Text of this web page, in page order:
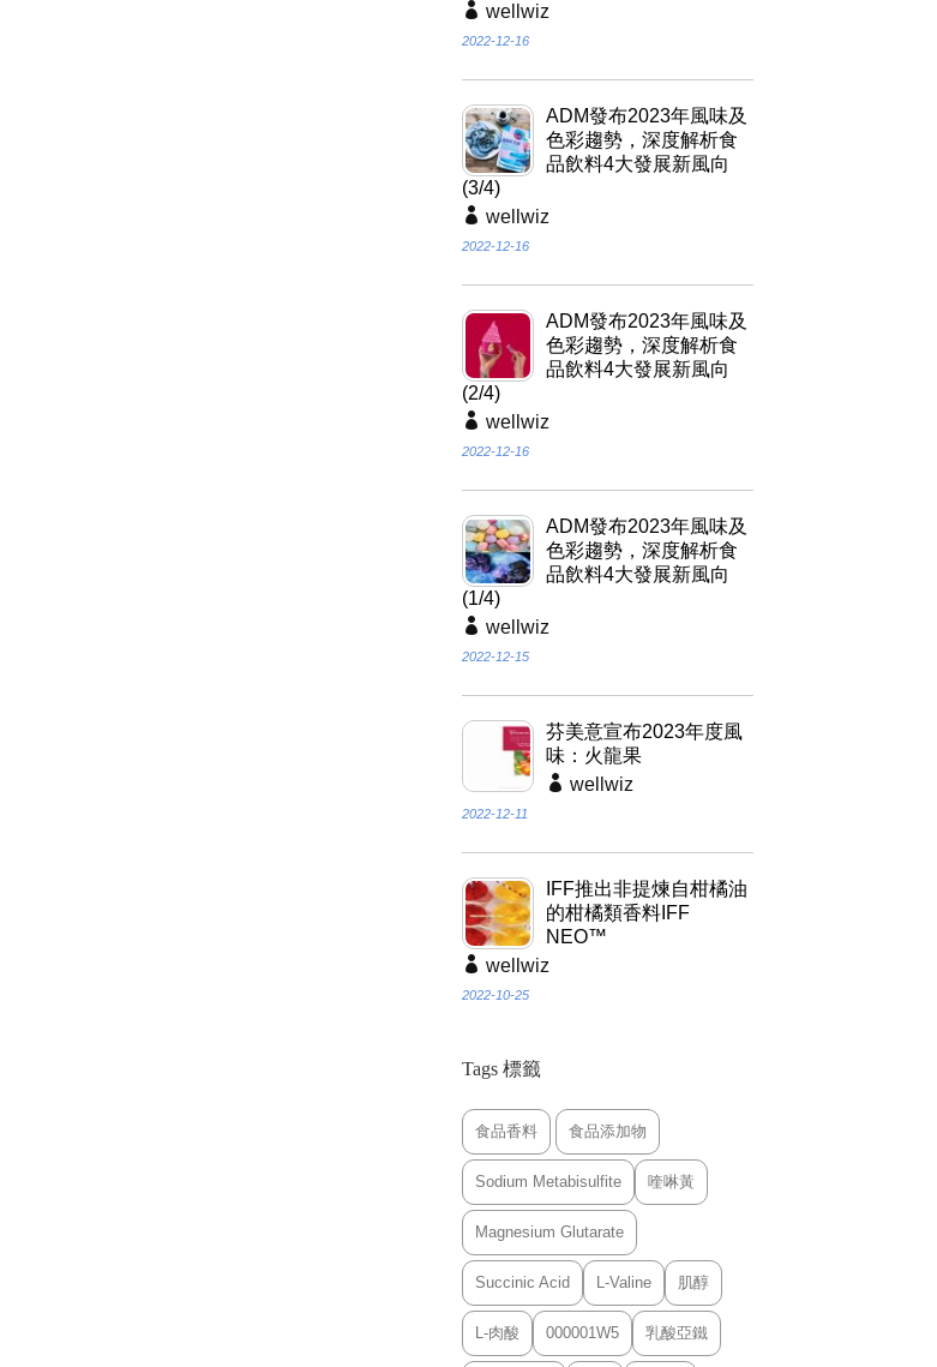
wellwiz
2022-12-16
ADM發布2023年風味及
色彩趨勢，深度解析食
品飲料4大發展新風向
(3/4)
wellwiz
2022-12-16
ADM發布2023年風味及
色彩趨勢，深度解析食
品飲料4大發展新風向
(2/4)
wellwiz
2022-12-16
ADM發布2023年風味及
色彩趨勢，深度解析食
品飲料4大發展新風向
(1/4)
wellwiz
2022-12-15
芬美意宣布2023年度風
味：火龍果
wellwiz
2022-12-11
IFF推出非提煉自柑橘油
的柑橘類香料IFF
NEO™
wellwiz
2022-10-25
Tags 標籤
食品香料 食品添加物
Sodium Metabisulfite 喹啉黃
Magnesium Glutarate
Succinic Acid L-Valine 肌醇
L-肉酸 000001W5 乳酸亞鐵